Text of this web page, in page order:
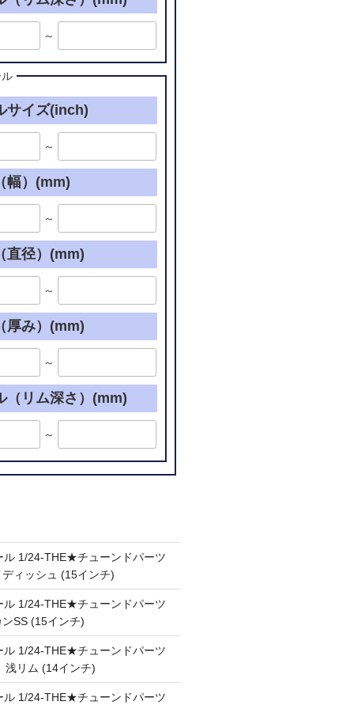
～
サイズ(inch)
～
幅）(mm)
～
直径）(mm)
～
厚み）(mm)
～
（リム深さ）(mm)
～
ル 1/24-THE★チューンドパーツ
ィッシュ (15インチ)
ル 1/24-THE★チューンドパーツ
SS (15インチ)
ル 1/24-THE★チューンドパーツ
リム (14インチ)
ル 1/24-THE★チューンドパーツ